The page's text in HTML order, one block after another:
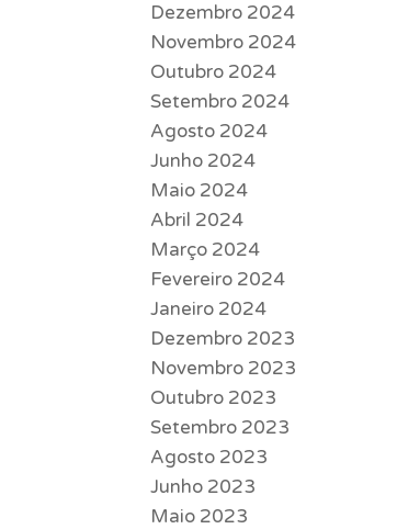
Dezembro 2024
Novembro 2024
Outubro 2024
Setembro 2024
Agosto 2024
Junho 2024
Maio 2024
Abril 2024
Março 2024
Fevereiro 2024
Janeiro 2024
Dezembro 2023
Novembro 2023
Outubro 2023
Setembro 2023
Agosto 2023
Junho 2023
Maio 2023